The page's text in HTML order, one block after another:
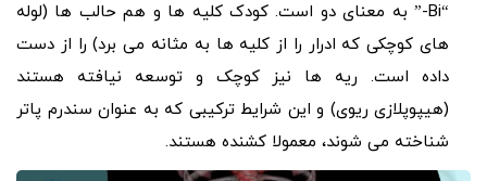
“Bi-” به معنای دو است. کودک کلیه ها و هم حالب ها (لوله
های کوچکی که ادرار را از کلیه ها به مثانه می برد) را از دست
داده است. ریه ها نیز کوچک و توسعه نیافته هستند
(هیپوپلازی ریوی) و این شرایط ترکیبی که به عنوان سندرم پاتر
شناخته می شوند، معمولا کشنده هستند.